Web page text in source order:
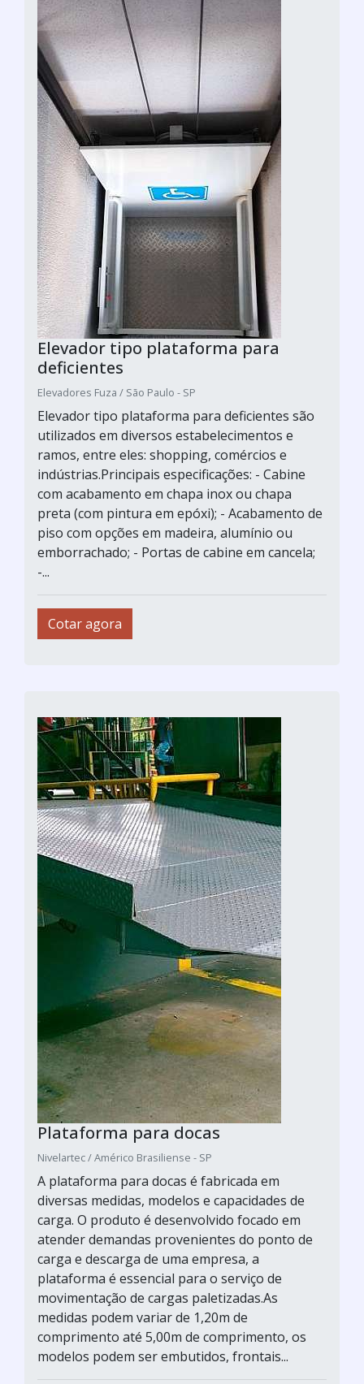
Elevador tipo plataforma para
deficientes
Elevadores Fuza / São Paulo - SP
Elevador tipo plataforma para deficientes são
utilizados em diversos estabelecimentos e
ramos, entre eles: shopping, comércios e
indústrias.Principais especificações: - Cabine
com acabamento em chapa inox ou chapa
preta (com pintura em epóxi); - Acabamento de
piso com opções em madeira, alumínio ou
emborrachado; - Portas de cabine em cancela;
-...
Cotar agora
Plataforma para docas
Nivelartec / Américo Brasiliense - SP
A plataforma para docas é fabricada em
diversas medidas, modelos e capacidades de
carga. O produto é desenvolvido focado em
atender demandas provenientes do ponto de
carga e descarga de uma empresa, a
plataforma é essencial para o serviço de
movimentação de cargas paletizadas.As
medidas podem variar de 1,20m de
comprimento até 5,00m de comprimento, os
modelos podem ser embutidos, frontais...